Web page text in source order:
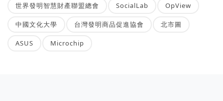
世界發明智慧財產聯盟總會 SocialLab OpView
中國文化大學 台灣發明商品促進協會 北市圖
ASUS Microchip